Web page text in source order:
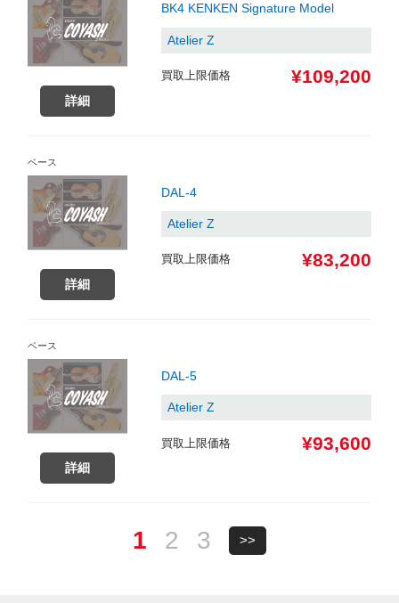
詳細
BK4 KENKEN Signature Model
Atelier Z
買取上限価格 ¥109,200
ベース
詳細
DAL-4
Atelier Z
買取上限価格 ¥83,200
ベース
詳細
DAL-5
Atelier Z
買取上限価格 ¥93,600
1 2 3 >>